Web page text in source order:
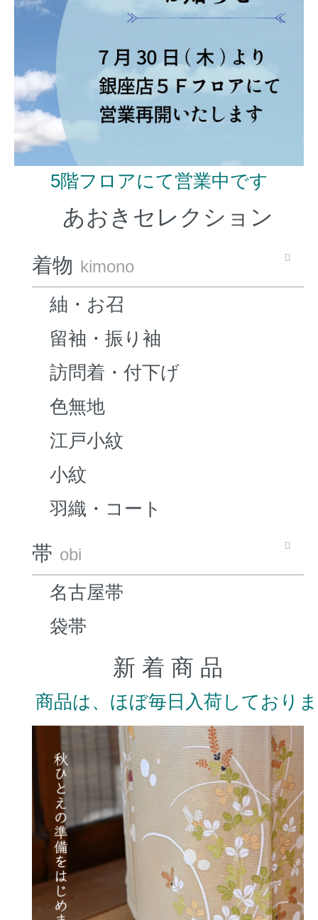
5階フロアにて営業中です
あおきセレクション
着物 kimono
紬・お召
留袖・振り袖
訪問着・付下げ
色無地
江戸小紋
小紋
羽織・コート
帯 obi
名古屋帯
袋帯
新 着 商 品
商品は、ほぼ毎日入荷しており